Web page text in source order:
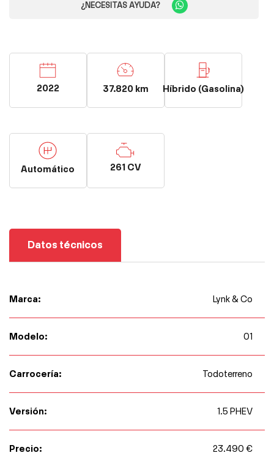
¿NECESITAS AYUDA?
2022 37.820 km Híbrido (Gasolina)
Automático 261 CV
Datos técnicos
Marca: Lynk & Co
Modelo: 01
Carrocería: Todoterreno
Versión: 1.5 PHEV
Precio: 23.490 €